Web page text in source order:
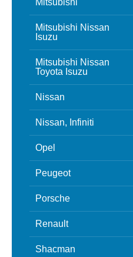
Mitsubishi
Mitsubishi Nissan
Isuzu
Mitsubishi Nissan
Toyota Isuzu
Nissan
Nissan, Infiniti
Opel
Peugeot
Porsche
Renault
Shacman